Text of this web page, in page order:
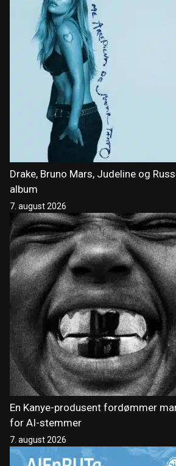
Drake, Bruno Mars, Judeline og
album
7. august 2026
En Kanye-produsent fordømmer
for AI-stemmer
7. august 2026